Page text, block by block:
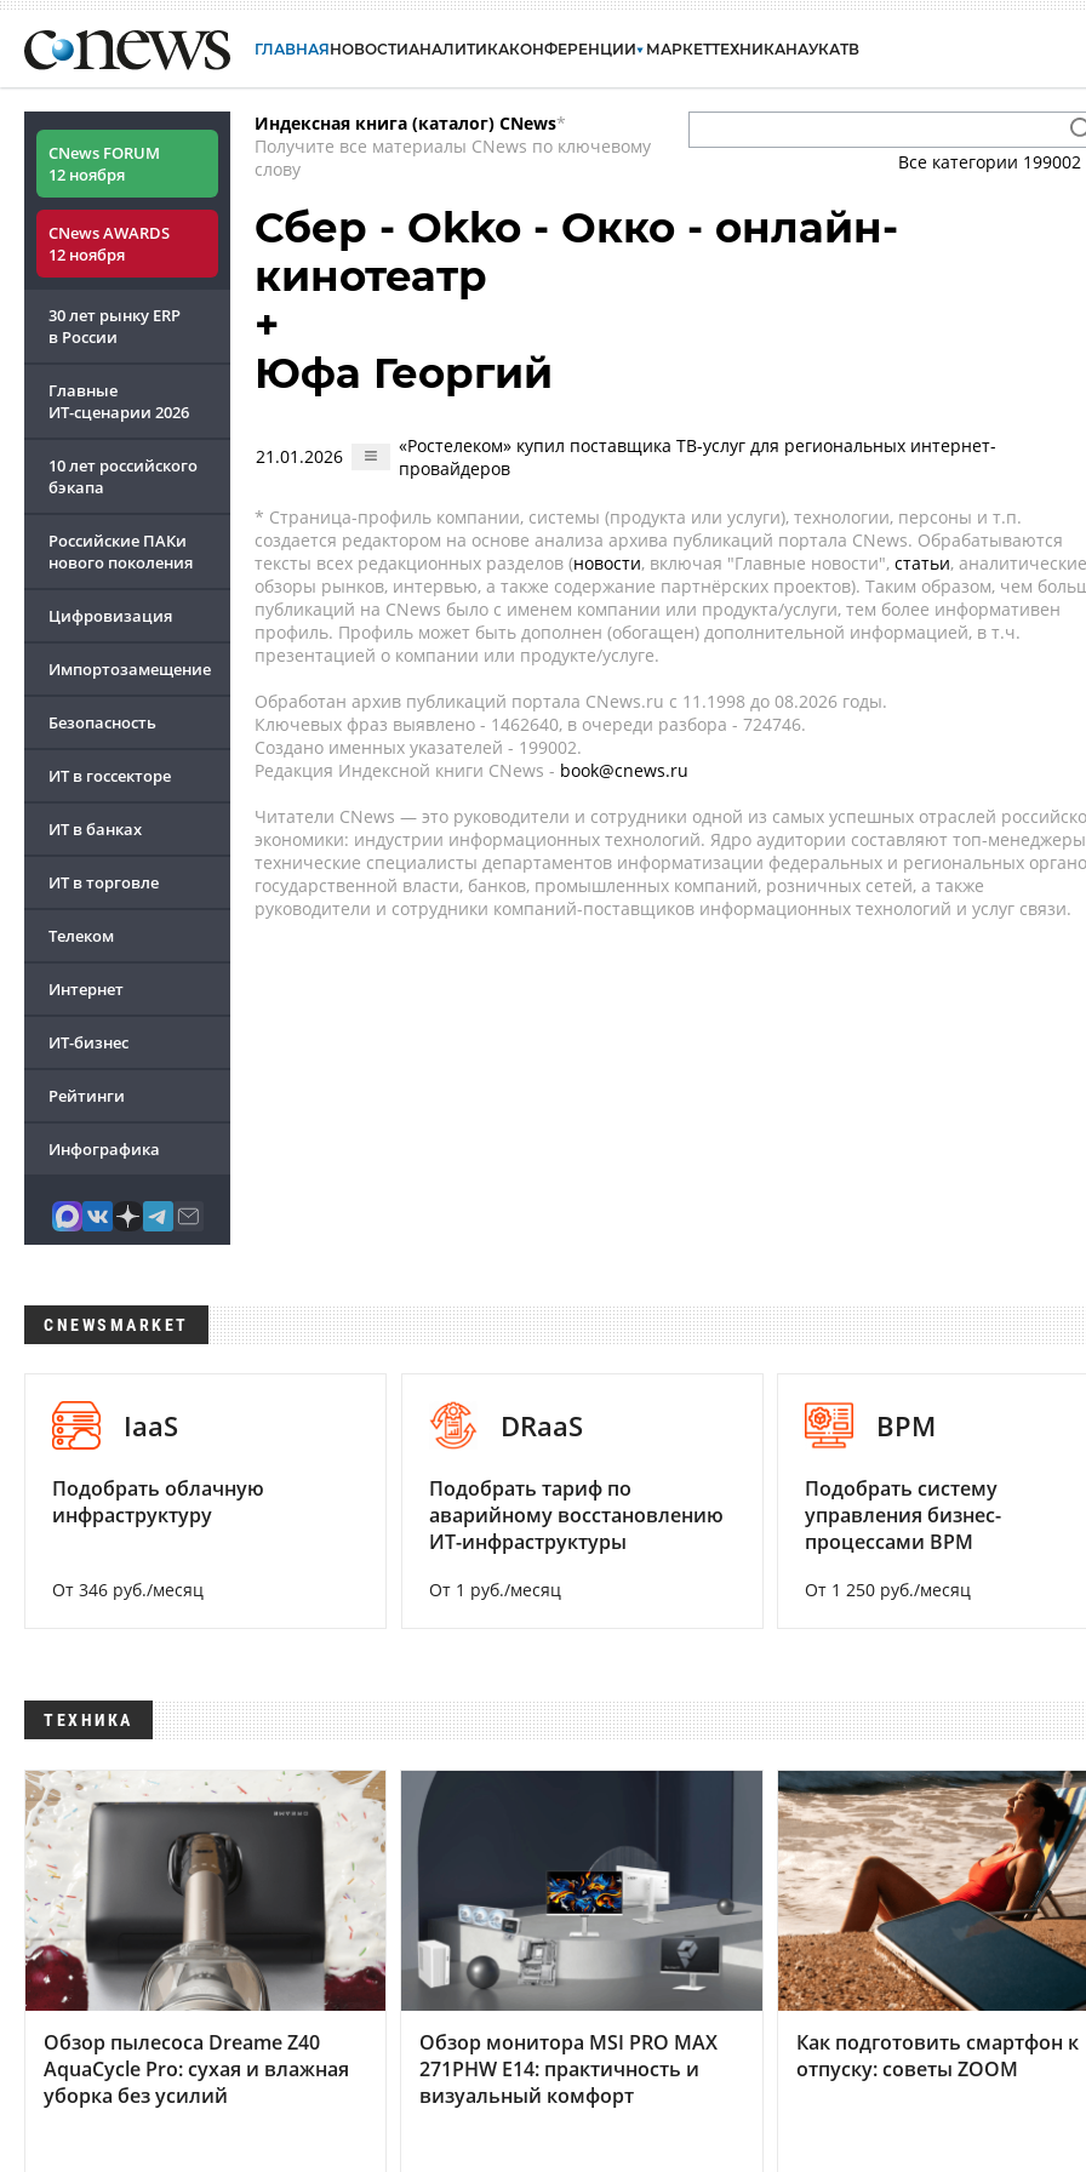
ГЛАВНАЯНОВОСТИАНАЛИТИКАКОНФЕРЕНЦИИ МАРКЕТТЕХНИКАНАУКАТВ
CNews FORUM
12 ноября
CNews AWARDS
12 ноября
30 лет рынку ERP
в России
Главные
ИТ-сценарии 2026
10 лет российского
бэкапа
Российские ПАКи
нового поколения
Цифровизация
Импортозамещение
Безопасность
ИТ в госсекторе
ИТ в банках
ИТ в торговле
Телеком
Интернет
ИТ-бизнес
Рейтинги
Инфографика
Индексная книга (каталог) CNews*
Получите все материалы CNews по ключевому
слову
Все категории 199002
Сбер - Okko - Окко - онлайн-
кинотеатр
+
Юфа Георгий
21.01.2026
«Ростелеком» купил поставщика ТВ-услуг для региональных интернет-
провайдеров
* Страница-профиль компании, системы (продукта или услуги), технологии, персоны и т.п.
создается редактором на основе анализа архива публикаций портала CNews. Обрабатываются
тексты всех редакционных разделов (новости, включая "Главные новости", статьи, аналитические
обзоры рынков, интервью, а также содержание партнёрских проектов). Таким образом, чем
публикаций на CNews было с именем компании или продукта/услуги, тем более информативен
профиль. Профиль может быть дополнен (обогащен) дополнительной информацией, в т.ч.
презентацией о компании или продукте/услуге.
Обработан архив публикаций портала CNews.ru c 11.1998 до 08.2026 годы.
Ключевых фраз выявлено - 1462640, в очереди разбора - 724746.
Создано именных указателей - 199002.
Редакция Индексной книги CNews - book@cnews.ru
Читатели CNews — это руководители и сотрудники одной из самых успешных отраслей
экономики: индустрии информационных технологий. Ядро аудитории составляют топ-
технические специалисты департаментов информатизации федеральных и региональных
государственной власти, банков, промышленных компаний, розничных сетей, а также
руководители и сотрудники компаний-поставщиков информационных технологий и услуг связи.
CNEWSMARKET
IaaS
Подобрать облачную
инфраструктуру
От 346 руб./месяц
DRaaS
Подобрать тариф по
аварийному восстановлению
ИТ-инфраструктуры
От 1 руб./месяц
BPM
Подобрать систему
управления бизнес-
процессами BPM
От 1 250 руб./месяц
ТЕХНИКА
Обзор пылесоса Dreame Z40
AquaCycle Pro: сухая и влажная
уборка без усилий
Обзор монитора MSI PRO MAX
271PHW E14: практичность и
визуальный комфорт
Как подготовить смартфон к
отпуску: советы ZOOM